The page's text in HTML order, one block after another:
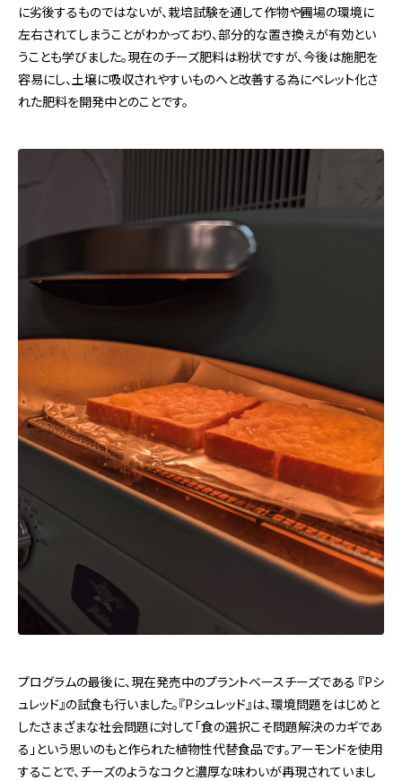
に劣後するものではないが、栽培試験を通して作物や圃場の環境に
左右されてしまうことがわかっており、部分的な置き換えが有効とい
うことも学びました。現在のチーズ肥料は粉状ですが、今後は施肥を
容易にし、土壌に吸収されやすいものへと改善する為にペレット化さ
れた肥料を開発中とのことです。​​​​​​​
プログラムの最後に、現在発売中のプラントベースチーズである 『Pシ
ュレッド』の試食も行いました。『Pシュレッド』は、環境問題をはじめと
したさまざまな社会問題に対して「食の選択こそ問題解決のカギであ
る」という思いのもと作られた植物性代替食品です。アーモンドを使用
することで、チーズのようなコクと濃厚な味わいが再現されていまし